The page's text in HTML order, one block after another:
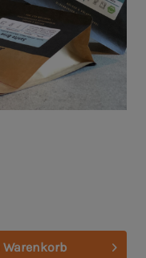
Warenkorb